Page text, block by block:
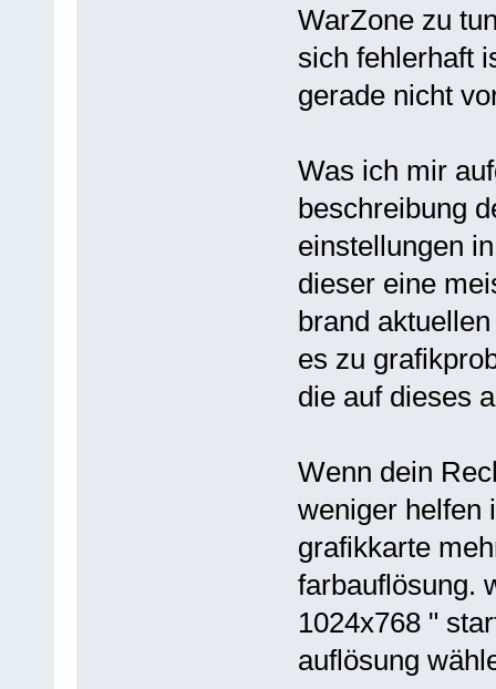
WarZone zu
sich fehlerhaft
gerade nicht
Was ich mir
beschreibung
einstellungen
dieser eine
brand
es zu
die auf dieses
Wenn dein
weniger helfen
grafikkarte
farbauflösung.
1024x768 "
auflösung